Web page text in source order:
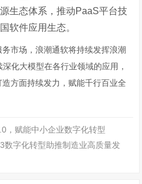
生态体系，推动PaaS平台技
软件应用生态。
市场，浪潮通软将持续发挥浪潮
化大模型在各行业领域的应用，
方面持续发力，赋能千行百业全
，赋能中小企业数字化转型
数字化转型助推制造业高质量发